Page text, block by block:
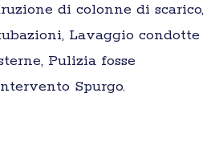
di colonne di scarico,
Lavaggio condotte
Pulizia fosse
Spurgo.